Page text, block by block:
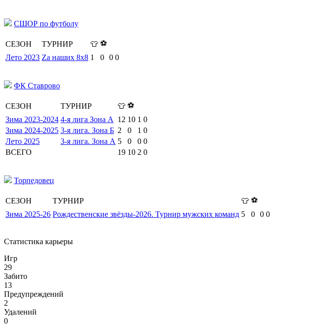
СШОР по футболу
СЕЗОН ТУРНИР 👕 ⚽
Лето 2023 Za наших 8х8 1 0 0 0
ФК Ставрово
СЕЗОН ТУРНИР 👕 ⚽
Зима 2023-2024 4-я лига Зона А 12 10 1 0
Зима 2024-2025 3-я лига. Зона Б 2 0 1 0
Лето 2025
3-я лига. Зона А 5 0 0 0
ВСЕГО
19 10 2 0
Торпедовец
СЕЗОН ТУРНИР 👕 ⚽
Зима 2025-26 Рождественские звёзды-2026. Турнир мужских команд 5 0 0 0
Статистика карьеры
Игр
29
Забито
13
Предупреждений
2
Удалений
0